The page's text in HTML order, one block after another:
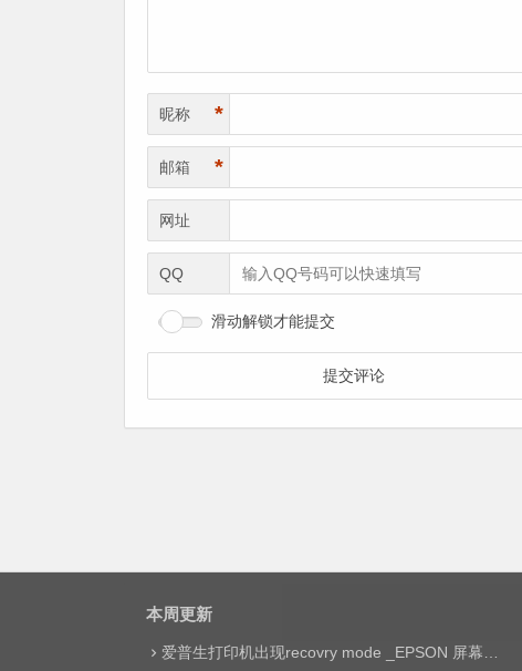
昵称 *
邮箱 *
网址
QQ
滑动解锁才能提交
本周更新
爱普生打印机出现recovry mode _EPSON 屏幕显示printer mode set jig网络远程维修